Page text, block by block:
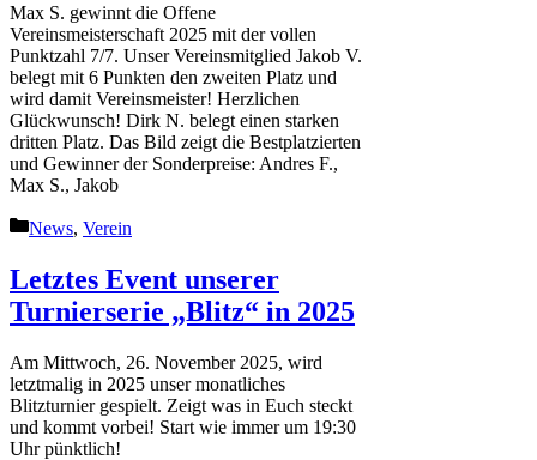
Max S. gewinnt die Offene
Vereinsmeisterschaft 2025 mit der vollen
Punktzahl 7/7. Unser Vereinsmitglied Jakob V.
belegt mit 6 Punkten den zweiten Platz und
wird damit Vereinsmeister! Herzlichen
Glückwunsch! Dirk N. belegt einen starken
dritten Platz. Das Bild zeigt die Bestplatzierten
und Gewinner der Sonderpreise: Andres F.,
Max S., Jakob
Kategorien
News, Verein
Letztes Event unserer
Turnierserie „Blitz“ in 2025
Am Mittwoch, 26. November 2025, wird
letztmalig in 2025 unser monatliches
Blitzturnier gespielt. Zeigt was in Euch steckt
und kommt vorbei! Start wie immer um 19:30
Uhr pünktlich!